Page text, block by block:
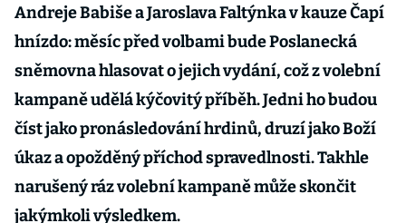
Andreje Babiše a Jaroslava Faltýnka v kauze Čapí
hnízdo: měsíc před volbami bude Poslanecká
sněmovna hlasovat o jejich vydání, což z volební
kampaně udělá kýčovitý příběh. Jedni ho budou
číst jako pronásledování hrdinů, druzí jako Boží
úkaz a opožděný příchod spravedlnosti. Takhle
narušený ráz volební kampaně může skončit
jakýmkoli výsledkem.